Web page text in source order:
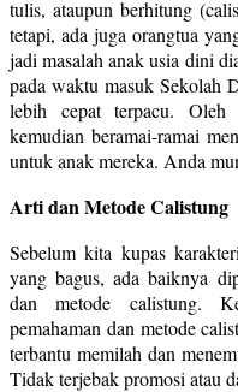
tulis, ataupun berhitung
tetapi, ada juga orangtua
jadi masalah anak usia dini
pada waktu masuk Sekolah
lebih cepat terpacu.
kemudian beramai-ramai
untuk anak mereka. Anda
Arti dan Metode Calistung
Sebelum kita kupas
yang bagus, ada baiknya
dan metode calistung.
pemahaman dan metode
terbantu memilah dan
Tidak terjebak promosi atau